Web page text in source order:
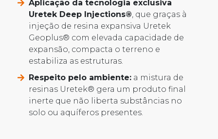
Aplicação da tecnologia exclusiva
Uretek Deep Injections®, que graças à
injeção de resina expansiva Uretek
Geoplus® com elevada capacidade de
expansão, compacta o terreno e
estabiliza as estruturas.
Respeito pelo ambiente: a mistura de
resinas Uretek® gera um produto final
inerte que não liberta substâncias no
solo ou aquíferos presentes.